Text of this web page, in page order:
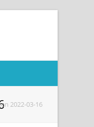
2022-03-16